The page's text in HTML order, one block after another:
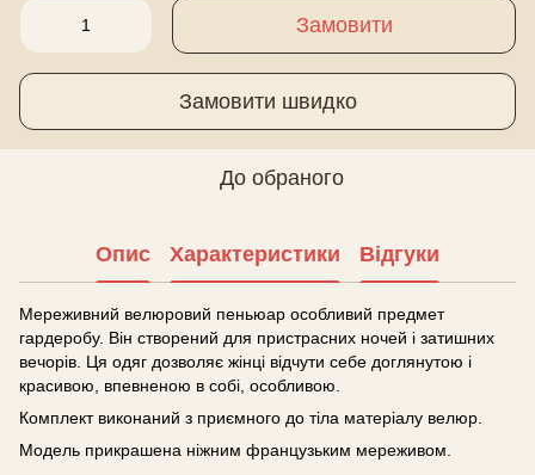
Замовити
Замовити швидко
До обраного
Опис Характеристики Відгуки
Мереживний велюровий пеньюар особливий предмет
гардеробу. Він створений для пристрасних ночей і затишних
вечорів. Ця одяг дозволяє жінці відчути себе доглянутою і
красивою, впевненою в собі, особливою.
Комплект виконаний з приємного до тіла матеріалу велюр.
Модель прикрашена ніжним французьким мереживом.